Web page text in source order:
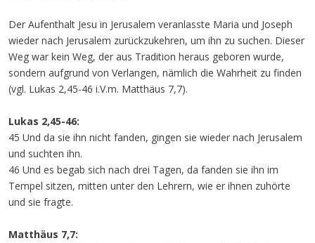
Der Aufenthalt Jesu in Jerusalem veranlasste Maria und Joseph
wieder nach Jerusalem zurückzukehren, um ihn zu suchen. Dieser
Weg war kein Weg, der aus Tradition heraus geboren wurde,
sondern aufgrund von Verlangen, nämlich die Wahrheit zu finden
(vgl. Lukas 2,45-46 i.V.m. Matthäus 7,7).
Lukas 2,45-46:
45 Und da sie ihn nicht fanden, gingen sie wieder nach Jerusalem
und suchten ihn.
46 Und es begab sich nach drei Tagen, da fanden sie ihn im
Tempel sitzen, mitten unter den Lehrern, wie er ihnen zuhörte
und sie fragte.
Matthäus 7,7: